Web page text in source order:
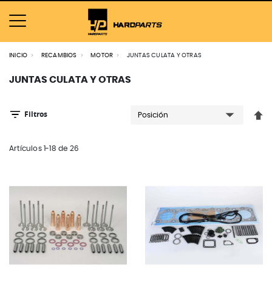
INICIO RECAMBIOS MOTOR JUNTAS CULATA Y OTRAS
JUNTAS CULATA Y OTRAS
Artículos1-18 de 26
Fijar
Filtros